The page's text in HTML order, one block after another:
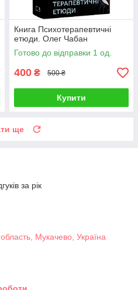
Книга Психотерапевтичні
етюди. Олег Чабан
Готово до відправки 1 од.
400 ₴ 500 ₴
Купити
ще
за рік
Мукачево, Україна